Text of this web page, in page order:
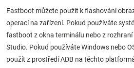
Hračkářství
Přihlášení
Fastboot můžete použít k flashování
operací na zařízení. Pokud používáte
fastboot z okna terminálu nebo z rozhraní
Studio. Pokud používáte Windows nebo
použít z prostředí ADB na těchto